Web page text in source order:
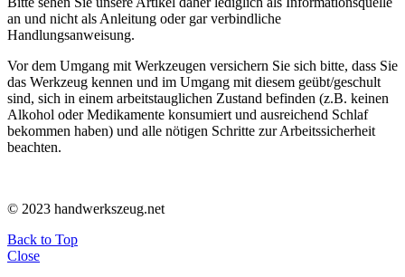
an und nicht als Anleitung oder gar verbindliche
Handlungsanweisung.
Vor dem Umgang mit Werkzeugen versichern Sie sich bitte, dass Sie
das Werkzeug kennen und im Umgang mit diesem geübt/geschult
sind, sich in einem arbeitstauglichen Zustand befinden (z.B. keinen
Alkohol oder Medikamente konsumiert und ausreichend Schlaf
bekommen haben) und alle nötigen Schritte zur Arbeitssicherheit
beachten.
© 2023 handwerkszeug.net
Back to Top
Close